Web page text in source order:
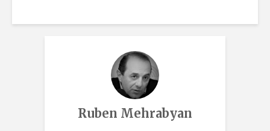
Ruben Mehrabyan